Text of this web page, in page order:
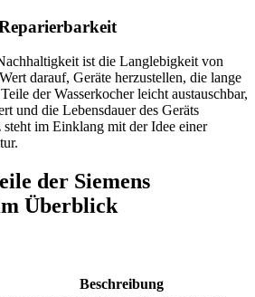
ist die Langlebigkeit von
darauf, Geräte herzustellen, die lange
der Wasserkocher leicht austauschbar,
und die Lebensdauer des Geräts
im Einklang mit der Idee einer
der Siemens
Überblick
Beschreibung